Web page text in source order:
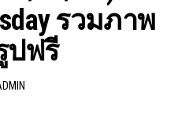
รวมภาพ
ปฟรี